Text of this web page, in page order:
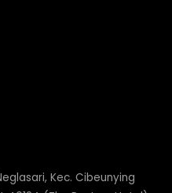
Kec. Cibeunying